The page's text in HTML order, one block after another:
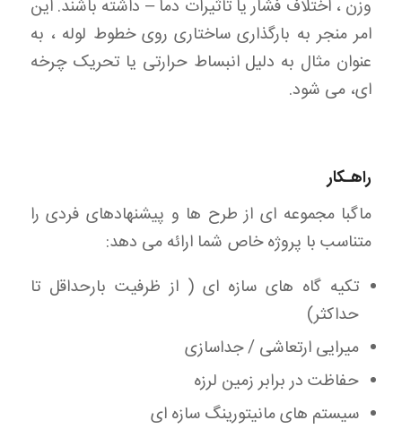
وزن ، اختلاف فشار یا تأثیرات دما – داشته باشند. این
امر منجر به بارگذاری ساختاری روی خطوط لوله ، به
عنوان مثال به دلیل انبساط حرارتی یا تحریک چرخه
ای، می شود.
راهـکار
ماگبا مجموعه ای از طرح ها و پیشنهادهای فردی را
متناسب با پروژه خاص شما ارائه می دهد:
تکیه گاه های سازه ای ( از ظرفیت بارحداقل تا
حداکثر)
میرایی ارتعاشی / جداسازی
حفاظت در برابر زمین لرزه
سیستم های مانیتورینگ سازه ای